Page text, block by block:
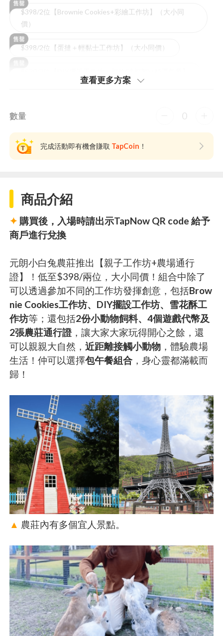
$398/2位【Brownie Cookies+彩繪工作坊】（大小同
價）
$398/2位【蛋撻＋輕黏士工作坊】（大小同價）
查看更多⽅案
數量 0
完成活動即有機會賺取 TapCoin ！
商品介紹
✦ 購買後，入場時請出示TapNow QR code 給予
商戶進行兌換
元朗小白兔農莊推出【親子工作坊+農場通行
證】！低至$398/兩位，大小同價！組合中除了
可以透過參加不同的工作坊發揮創意，包括Brow
nie Cookies工作坊、DIY擺設工作坊、雪花酥工
作坊等；還包括2份小動物飼料、4個遊戲代幣及
2張農莊通行證，讓大家大家玩得開心之餘，還
可以親親大自然，近距離接觸小動物 ，體驗農場
生活！仲可以選擇包午餐組合 ，身心靈都滿載而
歸！
▲ 農莊內有多個宜人景點。